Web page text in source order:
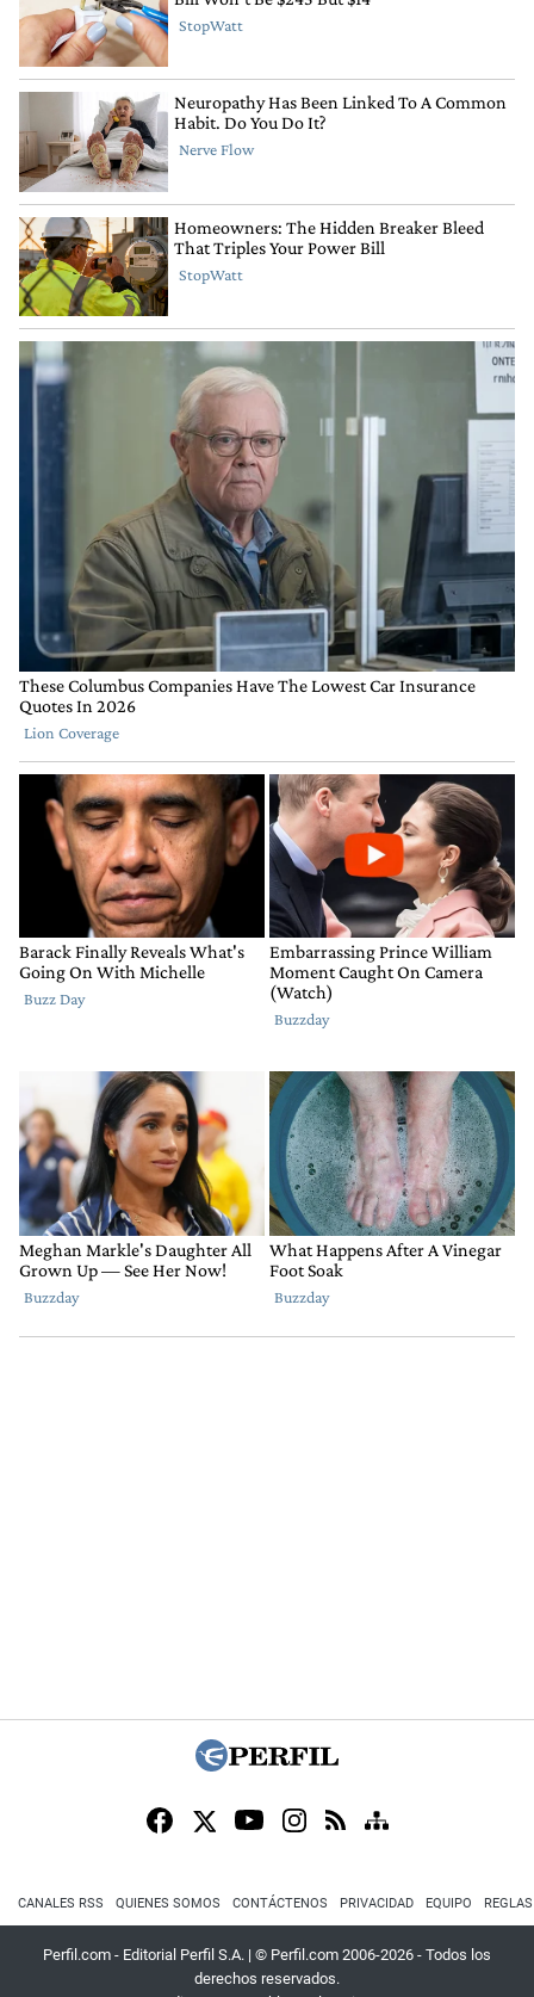
CANALES RSS QUIENES SOMOS CONTÁCTENOS PRIVACIDAD EQUIPO
Perfil.com - Editorial Perfil S.A. | © Perfil.com 2006-2026 - Todos los
derechos reservados.